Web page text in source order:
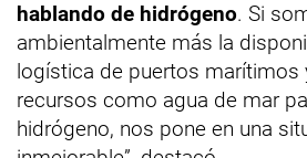
hablando de hidrógeno. Si
ambientalmente más la
logística de puertos marítimos
recursos como agua de mar
hidrógeno, nos pone en una